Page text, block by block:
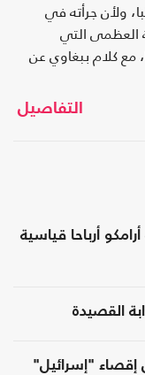
ولأن جرأته في
العظمى التي
مع كلام ببغاوي عن
التفاصيل
أرباحا قياسية
القصيدة
إقصاء "إسرائيل"